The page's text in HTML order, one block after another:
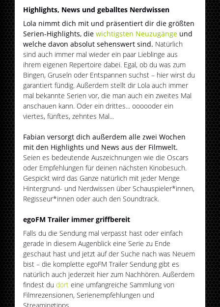
Highlights, News und geballtes Nerdwissen
Lola nimmt dich mit und präsentiert dir die größten
Serien-Highlights, diewichtigsten Neuzugänge und
welche davon absolut sehenswert sind. Natürlich
sind auch immer mal wieder ein paar Lieblinge aus
ihrem eigenen Repertoire dabei. Egal, ob du was zum
Bingen, Gruseln oder Entspannen suchst – hier wirst du
garantiert fündig. Außerdem stellt dir Lola auch immer
mal bekannte Serien vor, die man auch ein zweites Mal
anschauen kann. Oder ein drittes... oooooder ein
viertes, fünftes, zehntes Mal...
Fabian versorgt dich außerdem alle zwei Wochen
mit den Highlights und News aus der Filmwelt.
Seien es bedeutende Auszeichnungen wie die Oscars
oder Empfehlungen für deinen nächsten Kinobesuch.
Gespickt wird das Ganze natürlich mit jeder Menge
Hintergrund- und Nerdwissen über Schauspieler*innen,
Regisseur*innen oder auch den Soundtrack.
egoFM Trailer immer griffbereit
Falls du die Sendung mal verpasst hast oder einfach
gerade in diesem Augenblick eine Serie zu Ende
geschaut hast und jetzt auf der Suche nach was Neuem
bist – die komplette egoFM Trailer Sendung gibt es
natürlich auch jederzeit hier zum Nachhören. Außerdem
findest du dort eine umfangreiche Sammlung von
Filmrezensionen, Serienempfehlungen und